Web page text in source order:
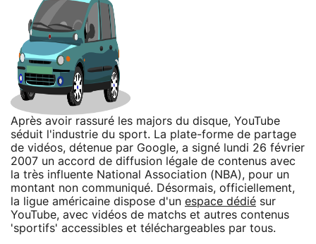
Après avoir rassuré les majors du disque, YouTube
séduit l'industrie du sport. La plate-forme de partage
de vidéos, détenue par Google, a signé lundi 26 février
2007 un accord de diffusion légale de contenus avec
la très influente National Association (NBA), pour un
montant non communiqué. Désormais, officiellement,
la ligue américaine dispose d'un espace dédié sur
YouTube, avec vidéos de matchs et autres contenus
'sportifs' accessibles et téléchargeables par tous.